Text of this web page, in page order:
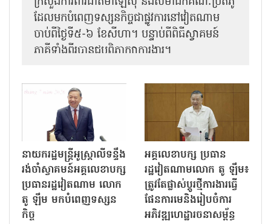
ដែលមកបំពេញទស្សនកិច្ចជាផ្លូវការនៅវៀតណាម
ចាប់ពីថ្ងៃទី៥-៦ ខែសីហា។ បន្ទាប់ពីពិធីស្វាគមន៍
ភាគីទាំងពីរបានជួបពិភាក្សាការងារ​។
នាយករដ្ឋមន្ត្រីអូស្ត្រាលីទន្ទឹង
រង់ចាំស្វាគមន៍អគ្គលេខាបក្ស
ប្រធានរដ្ឋវៀតណាម លោក
តូ ឡឹម មកបំពេញទស្សន
កិច្ច
អគ្គលេខាបក្ស ប្រធាន
រដ្ឋវៀតណាមលោក តូ ឡឹម៖
ត្រូវតែផ្លាស់ប្ដូរថ្មីការងារធ្វើ
ផែនការមេនិងរៀបចំការ
អភិវឌ្ឍហេដ្ឋារចនាសម្ព័ន្ធ